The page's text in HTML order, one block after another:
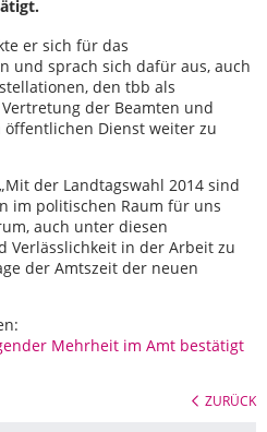
er sich für das
und sprach sich dafür aus, auch
den tbb als
der Beamten und
Dienst weiter zu
der Landtagswahl 2014 sind
im politischen Raum für uns
auch unter diesen
Verlässlichkeit in der Arbeit zu
der Amtszeit der neuen
Mehrheit im Amt bestätigt
ZURÜCK